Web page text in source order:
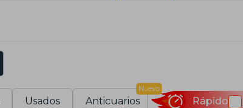
Usados Anticuarios
Nuevo
Rápido